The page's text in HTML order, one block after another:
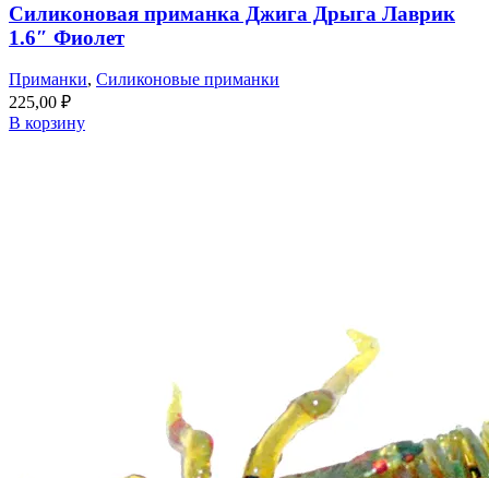
Силиконовая приманка Джига Дрыга Лаврик
1.6″ Фиолет
Приманки, Силиконовые приманки
225,00 ₽
В корзину